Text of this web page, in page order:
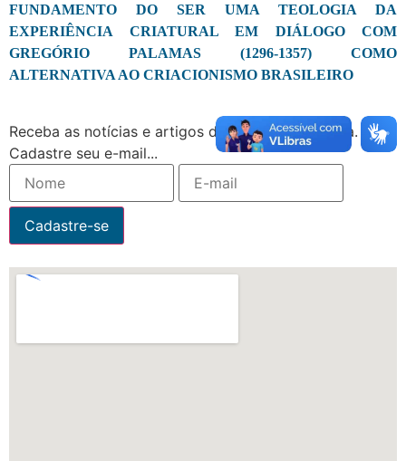
FUNDAMENTO DO SER UMA TEOLOGIA DA
EXPERIÊNCIA CRIATURAL EM DIÁLOGO COM
GREGÓRIO PALAMAS (1296-1357) COMO
ALTERNATIVA AO CRIACIONISMO BRASILEIRO
Receba as notícias e artigos da Faculdade Jesuíta.
Cadastre seu e-mail...